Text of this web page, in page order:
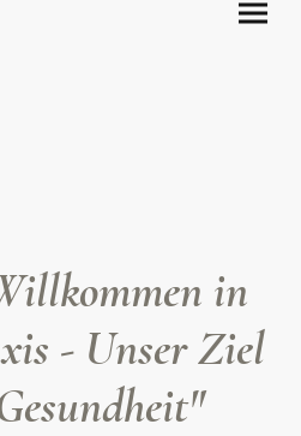
in
- Unser Ziel